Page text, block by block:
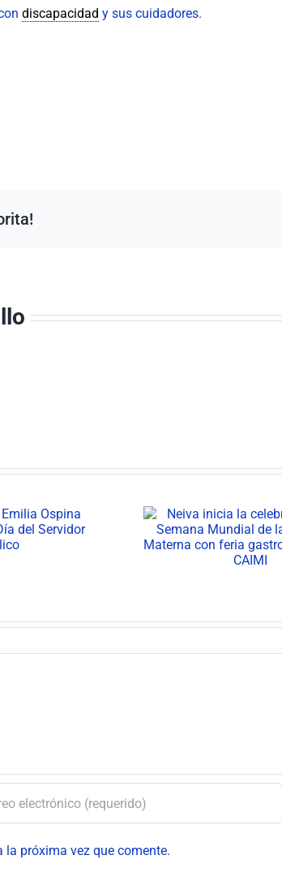
discapacidad y sus cuidadores.
de la
Mundial de la
las
la próxima vez que comente.